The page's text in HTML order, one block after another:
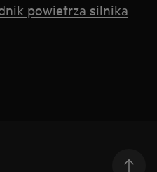
powietrza silnika